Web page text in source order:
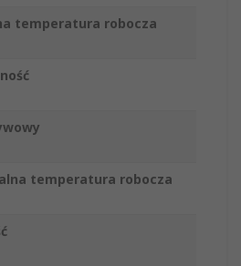
temperatura robocza
temperatura robocza